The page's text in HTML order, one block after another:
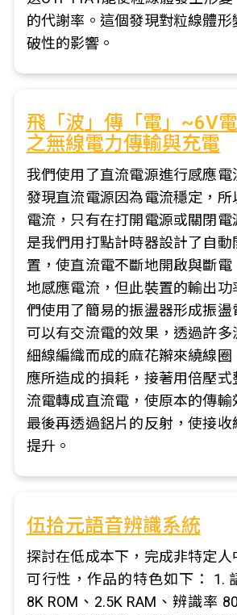
的代謝率。這個發現對粒線體形
破性的影響。
飛「波」傳「電」~6V
之無線電力傳輸與充電
我們使用了直流電源進行感應
發現直流電源因為電流穩定，所
電流，只有在打開電源或關閉
是我們用打點計時器設計了自動
置，使直流電不斷地開啟與斷
地感應電流，但此裝置的輸出功
們使用了簡易的振盪器形成振
可以有交流電的效果，透過許多
細線編織而成的麻花辮來繞線圈
應所造成的損耗，接著用倍壓式
流電轉成直流電，使原本的傳輸
最後再透過鋁片的反射，使接
提升。
伍拾元語音辨識系統
探討在低成本下，完成非特定人
可行性，作品的特色如下： 1.
8K ROM、2.5K RAM、辨識率